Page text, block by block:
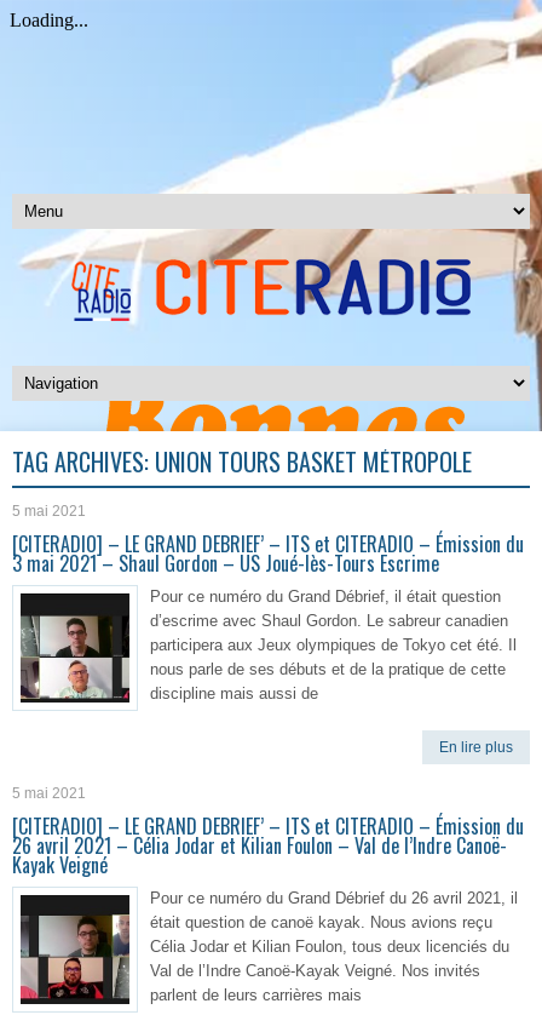
TAG ARCHIVES: UNION TOURS BASKET MÉTROPOLE
5 mai 2021
[CITERADIO] – LE GRAND DEBRIEF’ – ITS et CITERADIO – Émission du
3 mai 2021 – Shaul Gordon – US Joué-lès-Tours Escrime
Pour ce numéro du Grand Débrief, il était question
d’escrime avec Shaul Gordon. Le sabreur canadien
participera aux Jeux olympiques de Tokyo cet été. Il
nous parle de ses débuts et de la pratique de cette
discipline mais aussi de
En lire plus
5 mai 2021
[CITERADIO] – LE GRAND DEBRIEF’ – ITS et CITERADIO – Émission du
26 avril 2021 – Célia Jodar et Kilian Foulon – Val de l’Indre Canoë-
Kayak Veigné
Pour ce numéro du Grand Débrief du 26 avril 2021, il
était question de canoë kayak. Nous avions reçu
Célia Jodar et Kilian Foulon, tous deux licenciés du
Val de l’Indre Canoë-Kayak Veigné. Nos invités
parlent de leurs carrières mais